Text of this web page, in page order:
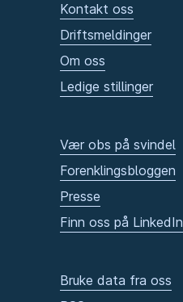
Kontakt oss
Driftsmeldinger
Om oss
Ledige stillinger
Vær obs på svindel
Forenklingsbloggen
Presse
Finn oss på LinkedIn
Bruke data fra oss